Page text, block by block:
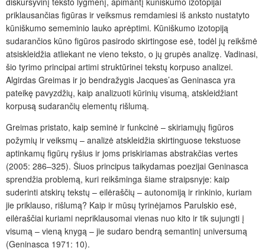
priklausančias figūras ir veiksmus remdamiesi iš anksto nustatyto
kūniškumo sememinio lauko aprėptimi. Kūniškumo izotopiją
sudarančios kūno figūros pasirodo skirtingose esė, todėl jų reikšmė
atsiskleidžia atliekant ne vieno teksto, o jų grupės analizę. Vadinasi,
šio tyrimo principai artimi struktūrinei tekstų korpuso analizei.
Algirdas Greimas ir jo bendražygis Jacques’as Geninasca yra
pateikę pavyzdžių, kaip analizuoti kūrinių visumą, atskleidžiant
korpusą sudarančių elementų rišlumą.
Greimas pristato, kaip seminė ir funkcinė – skiriamųjų figūros
požymių ir veiksmų – analizė atskleidžia skirtinguose tekstuose
aptinkamų figūrų ryšius ir joms priskiriamas abstrakčias vertes
(2005: 286–325). Šiuos principus taikydamas poezijai Geninasca
sprendžia problemą, kuri reikšminga šiame straipsnyje: kaip
suderinti atskirų tekstų – eilėraščių – autonomiją ir rinkinio, kuriam
jie priklauso, rišlumą? Kaip ir mūsų tyrinėjamos Parulskio esė,
eilėraščiai kuriami nepriklausomai vienas nuo kito ir tik sujungti į
visumą – vieną knygą – jie sudaro bendrą semantinį universumą
(Geninasca 1971: 10).